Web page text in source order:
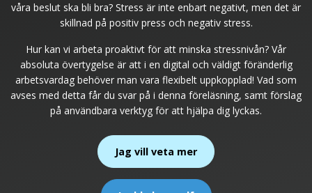
våra beslut ska bli bra? Stress är inte enbart negativt, men det är
skillnad på positiv press och negativ stress.
Hur kan vi arbeta proaktivt för att minska stressnivån? Vår
absoluta övertygelse är att i en digital och väldigt föränderlig
arbetsvardag behöver man vara flexibelt uppkopplad! Vad som
avses med detta får du svar på i denna föreläsning, samt förslag
på användbara verktyg för att hjälpa dig lyckas.
Jag vill veta mer